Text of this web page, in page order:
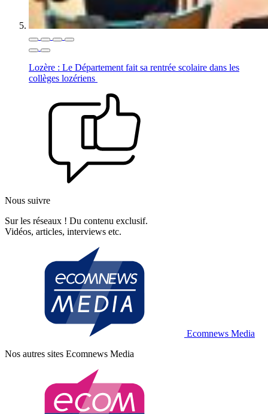
Lozère : Le Département fait sa rentrée scolaire dans les
collèges lozériens
Nous suivre
Sur les réseaux ! Du contenu exclusif.
Vidéos, articles, interviews etc.
Ecomnews Media
Nos autres sites Ecomnews Media